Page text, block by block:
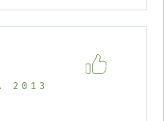
2013